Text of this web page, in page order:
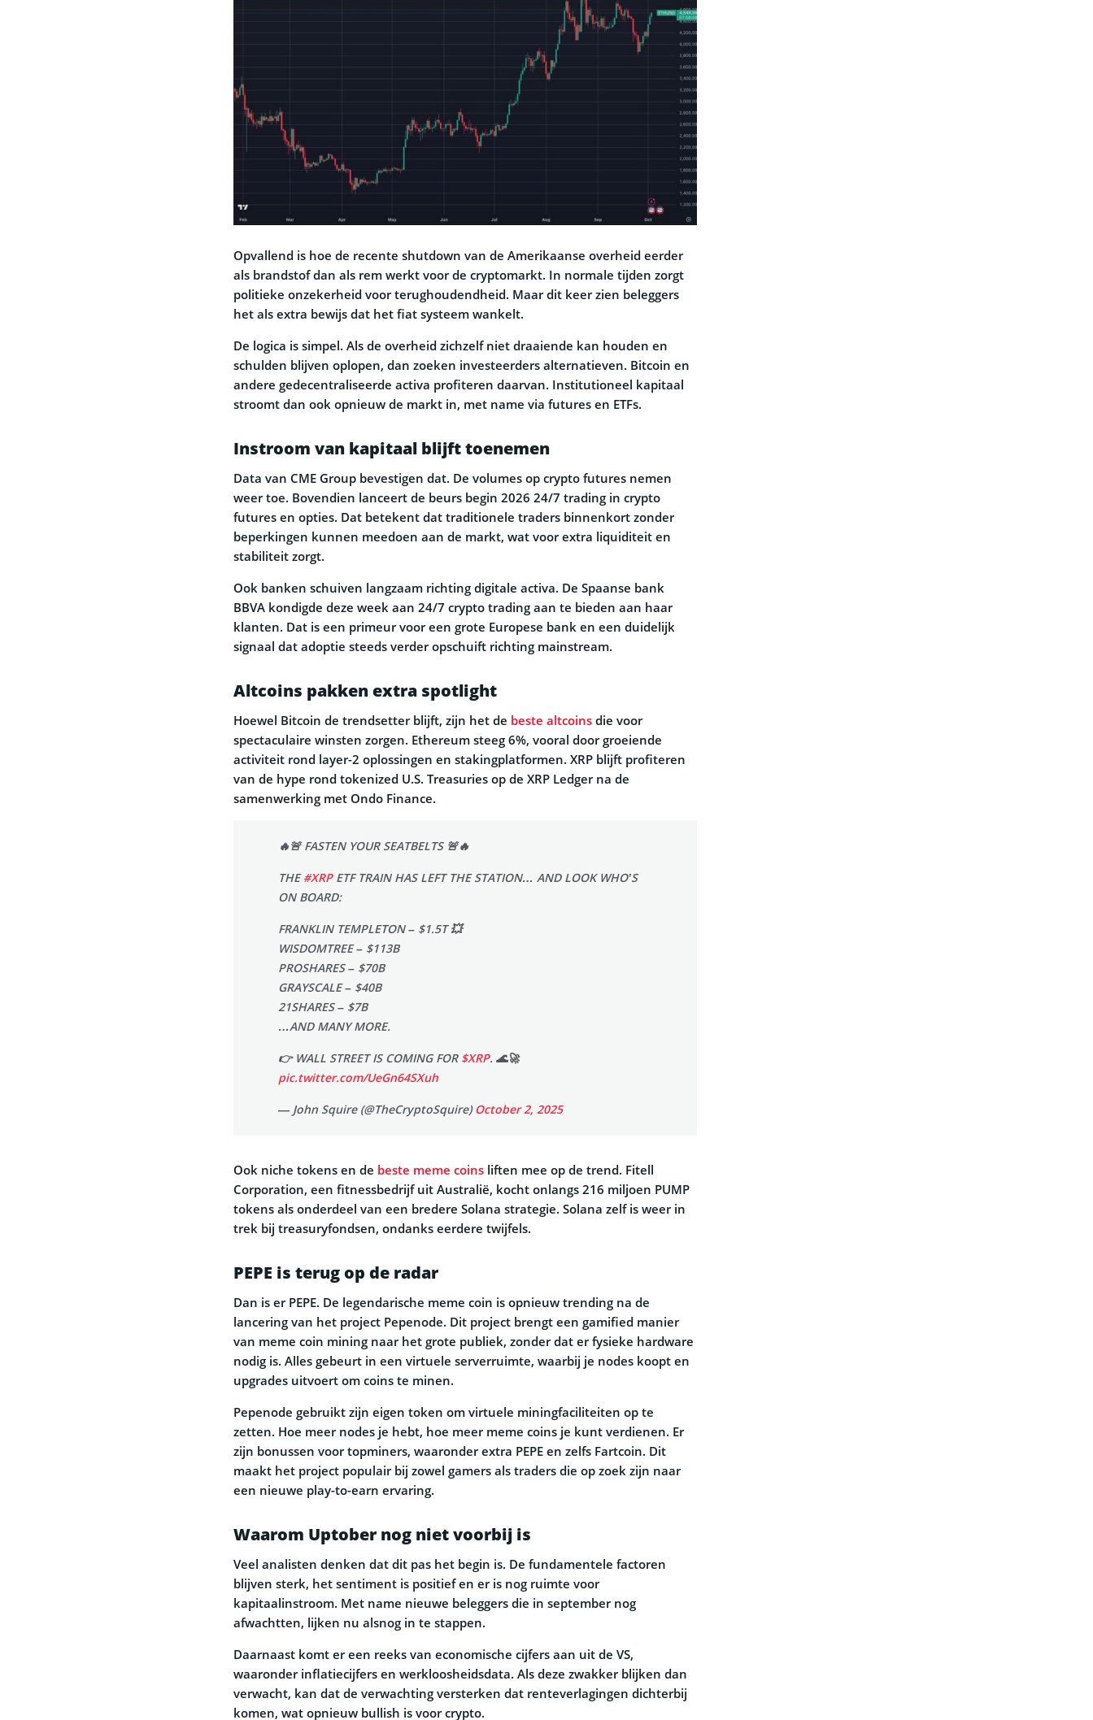
Opvallend is hoe de recente shutdown van de Amerikaanse overheid eerder
als brandstof dan als rem werkt voor de cryptomarkt. In normale tijden zorgt
politieke onzekerheid voor terughoudendheid. Maar dit keer zien beleggers
het als extra bewijs dat het fiat systeem wankelt.
De logica is simpel. Als de overheid zichzelf niet draaiende kan houden en
schulden blijven oplopen, dan zoeken investeerders alternatieven. Bitcoin en
andere gedecentraliseerde activa profiteren daarvan. Institutioneel kapitaal
stroomt dan ook opnieuw de markt in, met name via futures en ETFs.
Instroom van kapitaal blijft toenemen
Data van CME Group bevestigen dat. De volumes op crypto futures nemen
weer toe. Bovendien lanceert de beurs begin 2026 24/7 trading in crypto
futures en opties. Dat betekent dat traditionele traders binnenkort zonder
beperkingen kunnen meedoen aan de markt, wat voor extra liquiditeit en
stabiliteit zorgt.
Ook banken schuiven langzaam richting digitale activa. De Spaanse bank
BBVA kondigde deze week aan 24/7 crypto trading aan te bieden aan haar
klanten. Dat is een primeur voor een grote Europese bank en een duidelijk
signaal dat adoptie steeds verder opschuift richting mainstream.
Altcoins pakken extra spotlight
Hoewel Bitcoin de trendsetter blijft, zijn het de beste altcoins die voor
spectaculaire winsten zorgen. Ethereum steeg 6%, vooral door groeiende
activiteit rond layer-2 oplossingen en stakingplatformen. XRP blijft profiteren
van de hype rond tokenized U.S. Treasuries op de XRP Ledger na de
samenwerking met Ondo Finance.
🔥🚨 FASTEN YOUR SEATBELTS 🚨🔥
THE#XRPETF TRAIN HAS LEFT THE STATION… AND LOOK WHO’S
ON BOARD:
FRANKLIN TEMPLETON – $1.5T 💥
WISDOMTREE – $113B
PROSHARES – $70B
GRAYSCALE – $40B
21SHARES – $7B
…AND MANY MORE.
👉 WALL STREET IS COMING FOR $XRP. 🌊🚀
pic.twitter.com/UeGn64SXuh
— John Squire (@TheCryptoSquire)October 2, 2025
Ook niche tokens en de beste meme coins liften mee op de trend. Fitell
Corporation, een fitnessbedrijf uit Australië, kocht onlangs 216 miljoen PUMP
tokens als onderdeel van een bredere Solana strategie. Solana zelf is weer in
trek bij treasuryfondsen, ondanks eerdere twijfels.
PEPE is terug op de radar
Dan is er PEPE. De legendarische meme coin is opnieuw trending na de
lancering van het project Pepenode. Dit project brengt een gamified manier
van meme coin mining naar het grote publiek, zonder dat er fysieke hardware
nodig is. Alles gebeurt in een virtuele serverruimte, waarbij je nodes koopt en
upgrades uitvoert om coins te minen.
Pepenode gebruikt zijn eigen token om virtuele miningfaciliteiten op te
zetten. Hoe meer nodes je hebt, hoe meer meme coins je kunt verdienen. Er
zijn bonussen voor topminers, waaronder extra PEPE en zelfs Fartcoin. Dit
maakt het project populair bij zowel gamers als traders die op zoek zijn naar
een nieuwe play-to-earn ervaring.
Waarom Uptober nog niet voorbij is
Veel analisten denken dat dit pas het begin is. De fundamentele factoren
blijven sterk, het sentiment is positief en er is nog ruimte voor
kapitaalinstroom. Met name nieuwe beleggers die in september nog
afwachtten, lijken nu alsnog in te stappen.
Daarnaast komt er een reeks van economische cijfers aan uit de VS,
waaronder inflatiecijfers en werkloosheidsdata. Als deze zwakker blijken dan
verwacht, kan dat de verwachting versterken dat renteverlagingen dichterbij
komen, wat opnieuw bullish is voor crypto.